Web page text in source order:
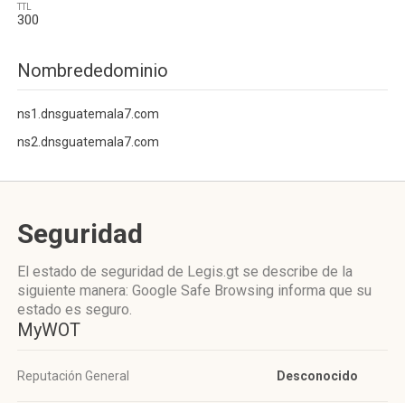
TTL
300
Nombrededominio
ns1.dnsguatemala7.com
ns2.dnsguatemala7.com
Seguridad
El estado de seguridad de Legis.gt se describe de la
siguiente manera: Google Safe Browsing informa que su
estado es seguro.
MyWOT
Reputación General Desconocido